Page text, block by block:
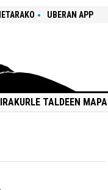
UBERAN APP
IRAKURLE TALDEEN MAPA